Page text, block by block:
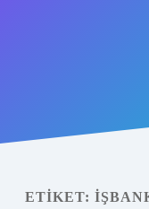
Yasal Uyarı
ETIKET: